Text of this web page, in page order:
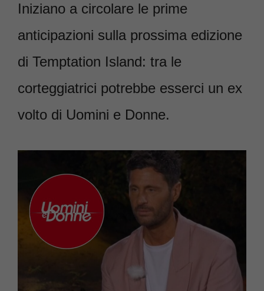
Iniziano a circolare le prime
anticipazioni sulla prossima edizione
di Temptation Island: tra le
corteggiatrici potrebbe esserci un ex
volto di Uomini e Donne.